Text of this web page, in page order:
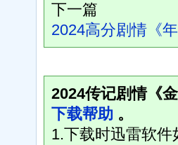
下一篇
2024高分剧情《
2024传记剧情《
下载帮助 。
1.下载时迅雷软件